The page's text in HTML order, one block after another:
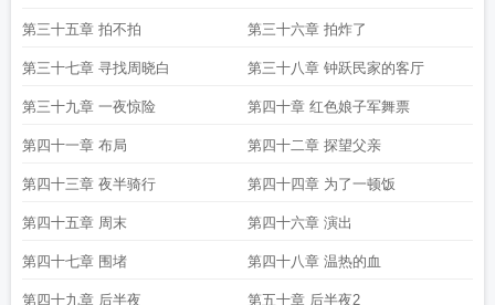
第三十五章 拍不拍 第三十六章 拍炸了
第三十七章 寻找周晓白 第三十八章 钟跃民家的客厅
第三十九章 一夜惊险 第四十章 红色娘子军舞票
第四十一章 布局 第四十二章 探望父亲
第四十三章 夜半骑行 第四十四章 为了一顿饭
第四十五章 周末 第四十六章 演出
第四十七章 围堵 第四十八章 温热的血
第四十九章 后半夜 第五十章 后半夜2